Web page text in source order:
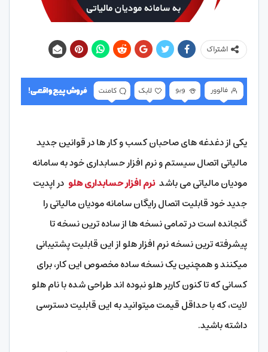
اشتراک
یکی از دغدغه های صاحبان کسب و کار ها در قوانین جدید
مالیاتی اتصال سیستم و نرم افزار حسابداری خود به سامانه
مودیان مالیاتی می باشدنرم افزار حسابداری هلو در اپدیت
جدید خود قابلیت اتصال رایگان سامانه مودیان مالیاتی را
گنجانده است در تمامی نسخه ها از ساده ترین نسخه تا
پیشرفته ترین نسخه نرم افزار هلو از این قابلیت پشتیبانی
میکنند و همچنین یک نسخه ساده مخصوص این کار، برای
کسانی که تا کنون کاربر هلو نبوده اند طراحی شده با نام هلو
لایت، که با حداقل قیمت میتوانید به این قابلیت دسترسی
داشته باشید.